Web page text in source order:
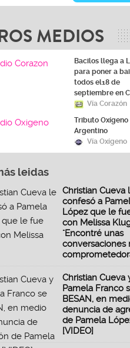
MEDIOS
Bacilos llega a
para poner a
todos el18 de
septiembre en
Vía Corazón
Tributo Oxígeno
Argentino
Vía Oxígeno
leidas
Christian Cueva
confesó a
López que le
con Melissa
"Encontré unas
conversaciones
Christian Cueva
Pamela Franco
BESAN, en
denuncia de
de Pamela
[VIDEO]